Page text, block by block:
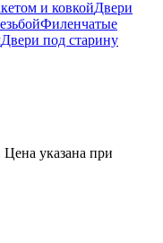
и ковкойДвери
Филенчатые
Двери под старину
Цена указана при